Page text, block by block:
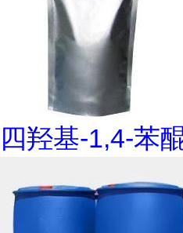
四羟基-1,4-苯